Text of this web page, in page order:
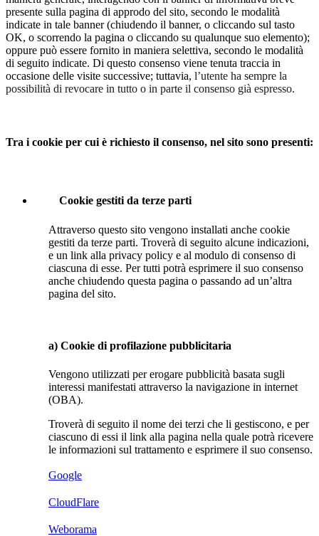
presente sulla pagina di approdo del sito, secondo le modalità
indicate in tale banner (chiudendo il banner, o cliccando sul tasto
OK, o scorrendo la pagina o cliccando su qualunque suo elemento);
oppure può essere fornito in maniera selettiva, secondo le modalità
di seguito indicate. Di questo consenso viene tenuta traccia in
occasione delle visite successive; tuttavia, l’utente ha sempre la
possibilità di revocare in tutto o in parte il consenso già espresso.
Tra i cookie per cui è richiesto il consenso, nel sito sono presenti:
Cookie gestiti da terze parti
Attraverso questo sito vengono installati anche cookie
gestiti da terze parti. Troverà di seguito alcune indicazioni,
e un link alla privacy policy e al modulo di consenso di
ciascuna di esse. Per tutti potrà esprimere il suo consenso
anche chiudendo questa pagina o passando ad un’altra
pagina del sito.
a) Cookie di profilazione pubblicitaria
Vengono utilizzati per erogare pubblicità basata sugli
interessi manifestati attraverso la navigazione in internet
(OBA).
Troverà di seguito il nome dei terzi che li gestiscono, e per
ciascuno di essi il link alla pagina nella quale potrà ricevere
le informazioni sul trattamento e esprimere il suo consenso.
Google
CloudFlare
Weborama